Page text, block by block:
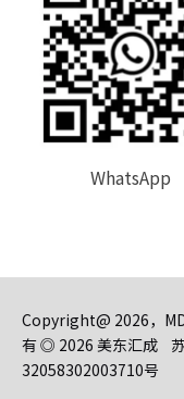
WhatsApp
Copyright@ 2026，
有 ◎ 2026 美东汇成
32058302003710号